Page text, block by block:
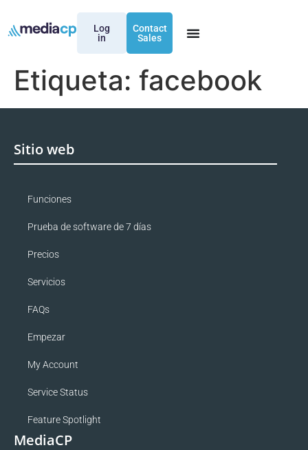
Log
in
Contact
Sales
Etiqueta: facebook
Sitio web
Funciones
Prueba de software de 7 días
Precios
Servicios
FAQs
Empezar
My Account
Service Status
Feature Spotlight
MediaCP